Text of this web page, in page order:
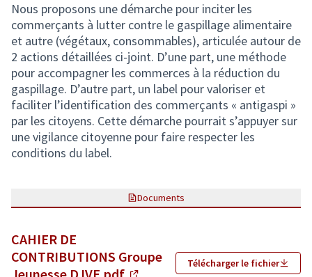
Nous proposons une démarche pour inciter les
commerçants à lutter contre le gaspillage alimentaire
et autre (végétaux, consommables), articulée autour de
2 actions détaillées ci-joint. D’une part, une méthode
pour accompagner les commerces à la réduction du
gaspillage. D’autre part, un label pour valoriser et
faciliter l’identification des commerçants « antigaspi »
par les citoyens. Cette démarche pourrait s’appuyer sur
une vigilance citoyenne pour faire respecter les
conditions du label.
Documents
CAHIER DE
CONTRIBUTIONS Groupe
Télécharger le fichier